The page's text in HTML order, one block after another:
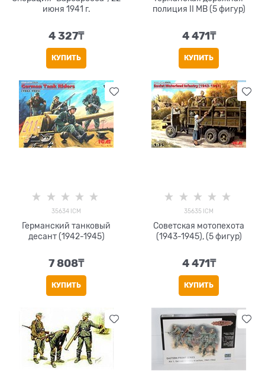
июня 1941 г.
4 327₸
КУПИТЬ
полиция II МВ (5 фигур)
4 471₸
КУПИТЬ
35634 ICM
Германский танковый
десант (1942-1945)
7 808₸
КУПИТЬ
35635 ICM
Советская мотопехота
(1943-1945), (5 фигур)
4 471₸
КУПИТЬ